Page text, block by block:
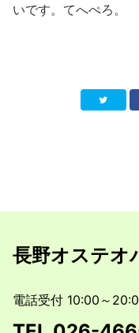
いです。てへぺろ。
長野オステオ
電話受付 10:00～